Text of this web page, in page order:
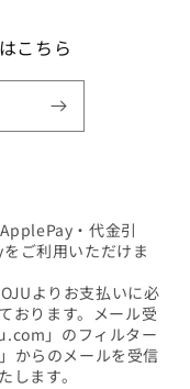
こちら
・代金引
ご利用いただけま
よりお支払いに必
おります。メール受
」のフィルター
からのメールを受信
します。